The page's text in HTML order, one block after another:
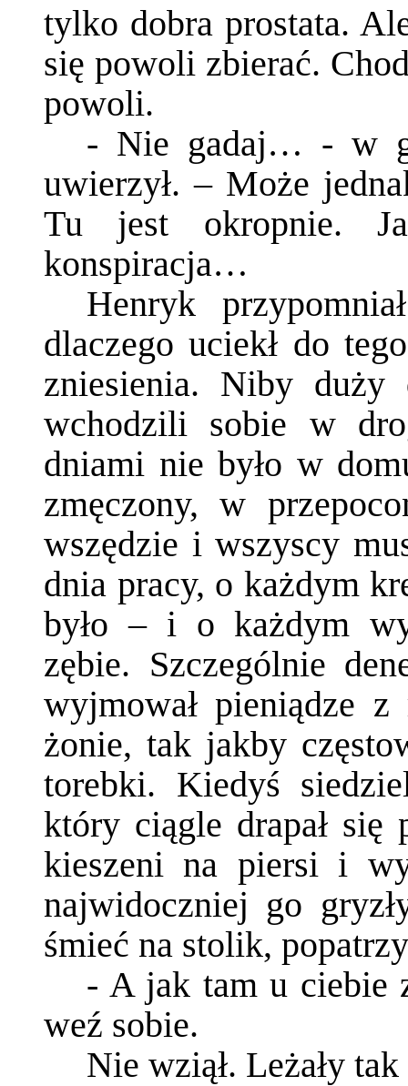
tylko dobra prostata.
się powoli zbierać.
powoli.
- Nie gadaj… - w
uwierzył. – Może
Tu jest okropnie.
konspiracja…
Henryk
dlaczego uciekł do
zniesienia. Niby duży
wchodzili sobie w
dniami nie było w
zmęczony, w
wszędzie i wszyscy
dnia pracy, o każdym
było – i o każdym
zębie. Szczególnie
wyjmował pieniądze
żonie, tak jakby
torebki. Kiedyś
który ciągle drapał się
kieszeni na piersi i
najwidoczniej go
śmieć na stolik,
- A jak tam u ciebie
weź sobie.
Nie wziął. Leżały